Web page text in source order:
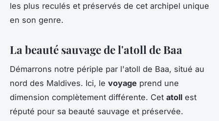
les plus reculés et préservés de cet archipel unique
en son genre.
La beauté sauvage de l'atoll de Baa
Démarrons notre périple par l'atoll de Baa, situé au
nord des Maldives. Ici, le voyage prend une
dimension complètement différente. Cet atoll est
réputé pour sa beauté sauvage et préservée.